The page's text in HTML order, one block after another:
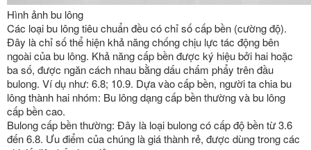
Hình ảnh bu lông
Các loại bu lông tiêu chuẩn đều có chỉ số cấp bền (cường độ).
Đây là chỉ số thể hiện khả năng chống chịu lực tác động bên
ngoài của bu lông. Khả năng cấp bền được ký hiệu bởi hai hoặc
ba số, được ngăn cách nhau bằng dấu chấm phẩy trên đầu
bulong. Ví dụ như: 6.8; 10.9. Dựa vào cấp bền, người ta chia bu
lông thành hai nhóm: Bu lông dạng cấp bền thường và bu lông
cấp bền cao.
Bulong cấp bền thường: Đây là loại bulong có cấp độ bền từ 3.6
đến 6.8. Ưu điểm của chúng là giá thành rẻ, được dùng trong các